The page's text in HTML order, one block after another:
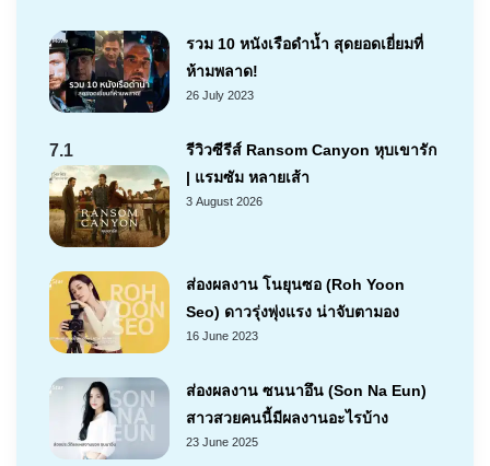
รวม 10 หนังเรือดำน้ำ สุดยอดเยี่ยมที่
ห้ามพลาด!
26 July 2023
7.1
รีวิวซีรีส์ Ransom Canyon หุบเขารัก
| แรมซัม หลายเส้า
3 August 2026
ส่องผลงาน โนยุนซอ (Roh Yoon
Seo) ดาวรุ่งพุ่งแรง น่าจับตามอง
16 June 2023
ส่องผลงาน ซนนาอึน (Son Na Eun)
สาวสวยคนนี้มีผลงานอะไรบ้าง
23 June 2025